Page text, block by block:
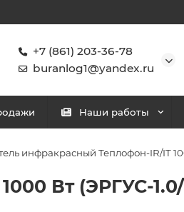
+7 (861) 203-36-78
buranlog1@yandex.ru
Наши работы
инфракрасный Теплофон-IR/IT
Вт (ЭРГУС-